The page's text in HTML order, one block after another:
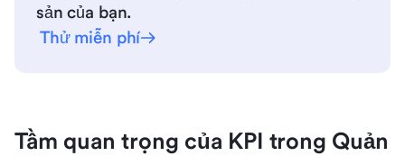
sản của bạn.
Thử miễn phí
Tầm quan trọng của KPI trong Quản